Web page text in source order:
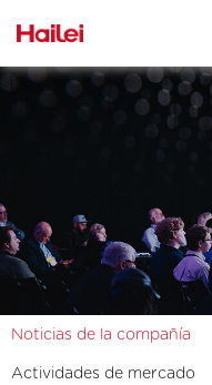
Noticias de la compañía
Actividades de mercado